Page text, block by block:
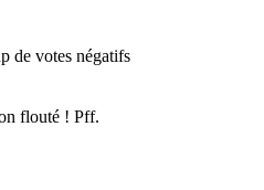
de votes négatifs
flouté ! Pff.